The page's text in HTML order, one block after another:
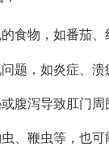
食物，如番茄
题，如炎症、
腹泻导致肛门周
、鞭虫等，也可